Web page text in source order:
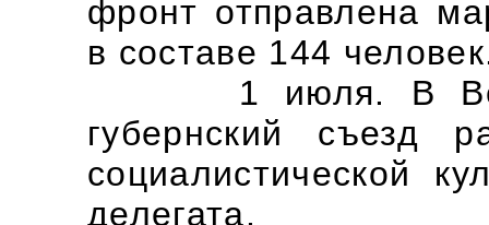
фронт отправлена
в составе 144
1 июля. В
губернский съезд
социалистической
делегата.